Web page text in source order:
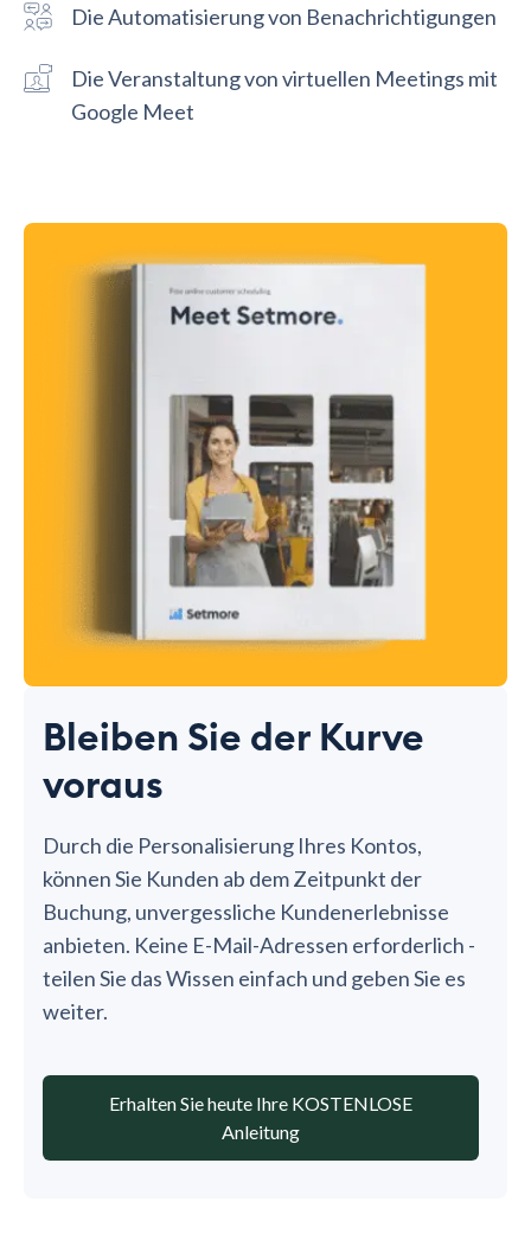
Die Automatisierung von Benachrichtigungen
Die Veranstaltung von virtuellen Meetings mit
Google Meet
Bleiben Sie der Kurve
voraus
Durch die Personalisierung Ihres Kontos,
können Sie Kunden ab dem Zeitpunkt der
Buchung, unvergessliche Kundenerlebnisse
anbieten. Keine E-Mail-Adressen erforderlich -
teilen Sie das Wissen einfach und geben Sie es
weiter.
Erhalten Sie heute Ihre KOSTENLOSE
Anleitung